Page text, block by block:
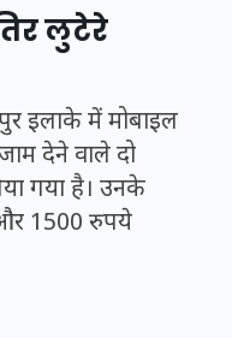
लुटेरे
इलाके में मोबाइल
देने वाले दो
गया है। उनके
1500 रुपये